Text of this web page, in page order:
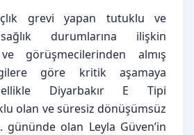
grevi yapan tutuklu ve
durumlarına ilişkin
görüşmecilerinden almış
göre kritik aşamaya
Diyarbakır E Tipi
olan ve süresiz dönüşümsüz
gününde olan Leyla Güven’in